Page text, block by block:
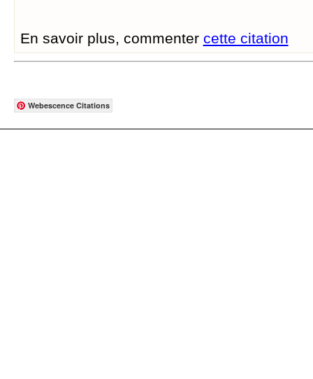
En savoir plus, commenter cette citation
Webescence Citations